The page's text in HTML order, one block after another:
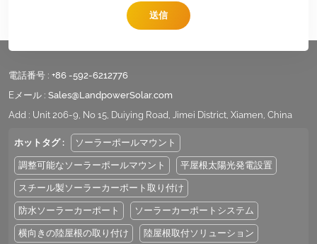
送信
電話番号 : +86 -592-6212776
Eメール : Sales@LandpowerSolar.com
Add : Unit 206-9, No 15, Duiying Road, Jimei District, Xiamen, China
ホットタグ : ソーラーポールマウント
調整可能なソーラーポールマウント 平屋根太陽光発電設置
スチール製ソーラーカーポート取り付け
防水ソーラーカーポート ソーラーカーポートシステム
横向きの陸屋根の取り付け 陸屋根取付ソリューション